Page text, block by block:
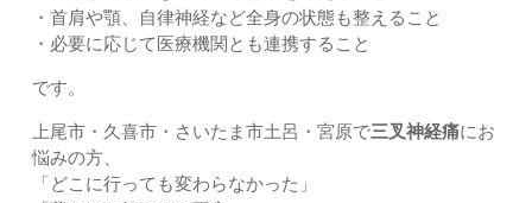
・首肩や顎、自律神経など全身の状態も整えること
・必要に応じて医療機関とも連携すること
です。
上尾市・久喜市・さいたま市土呂・宮原で三叉神経痛にお
悩みの方、
「どこに行っても変わらなかった」